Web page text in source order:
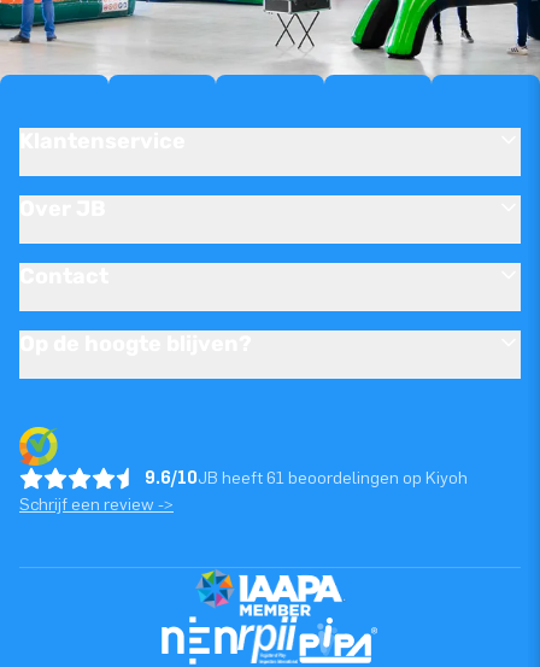
9.6/10JB heeft 61 beoordelingen op Kiyoh
Schrijf een review ->